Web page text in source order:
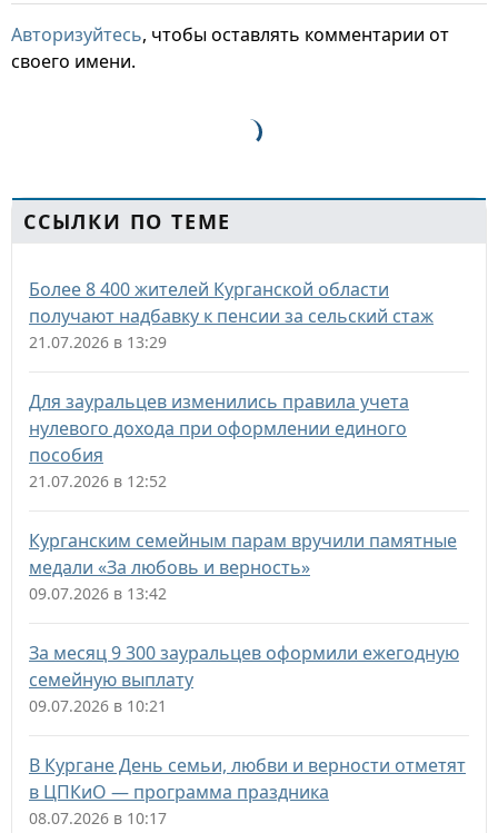
Авторизуйтесь, чтобы оставлять комментарии от
своего имени.
ССЫЛКИ ПО ТЕМЕ
Более 8 400 жителей Курганской области
получают надбавку к пенсии за сельский стаж
21.07.2026 в 13:29
Для зауральцев изменились правила учета
нулевого дохода при оформлении единого
пособия
21.07.2026 в 12:52
Курганским семейным парам вручили памятные
медали «За любовь и верность»
09.07.2026 в 13:42
За месяц 9 300 зауральцев оформили ежегодную
семейную выплату
09.07.2026 в 10:21
В Кургане День семьи, любви и верности отметят
в ЦПКиО — программа праздника
08.07.2026 в 10:17